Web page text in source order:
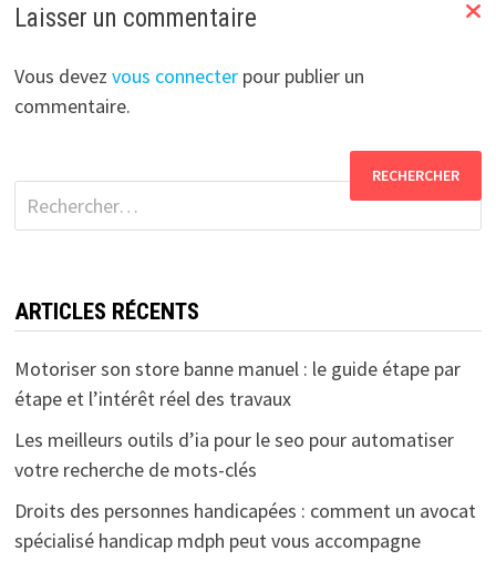
Laisser un commentaire
Vous devez vous connecterpour publier un
commentaire.
ARTICLES RÉCENTS
Motoriser son store banne manuel : le guide étape par
étape et l’intérêt réel des travaux
Les meilleurs outils d’ia pour le seo pour automatiser
votre recherche de mots-clés
Droits des personnes handicapées : comment un avocat
spécialisé handicap mdph peut vous accompagne